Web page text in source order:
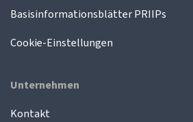
Basisinformationsblätter PRIIPs
Cookie-Einstellungen
Unternehmen
Kontakt